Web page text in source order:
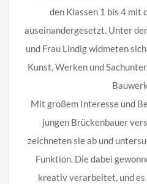
den Klassen 1 bis 4 mit
auseinandergesetzt. Unter
und Frau Lindig widmeten
Kunst, Werken und
Mit großem Interesse und
jungen Brückenbauer
zeichneten sie ab und
Funktion. Die dabei
kreativ verarbeitet, und